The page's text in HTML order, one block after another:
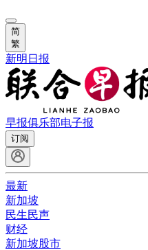
简
繁
新明日报
早报俱乐部电子报
订阅
最新
新加坡
民生民声
财经
新加坡股市